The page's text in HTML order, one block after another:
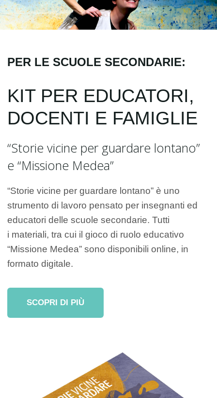
PER LE SCUOLE SECONDARIE:
KIT PER EDUCATORI,
DOCENTI E FAMIGLIE
“Storie vicine per guardare lontano”
e “Missione Medea”
“Storie vicine per guardare lontano” è uno
strumento di lavoro pensato per insegnanti ed
educatori delle scuole secondarie. Tutti
i materiali, tra cui il gioco di ruolo educativo
“Missione Medea” sono disponibili online, in
formato digitale.
SCOPRI DI PIÙ